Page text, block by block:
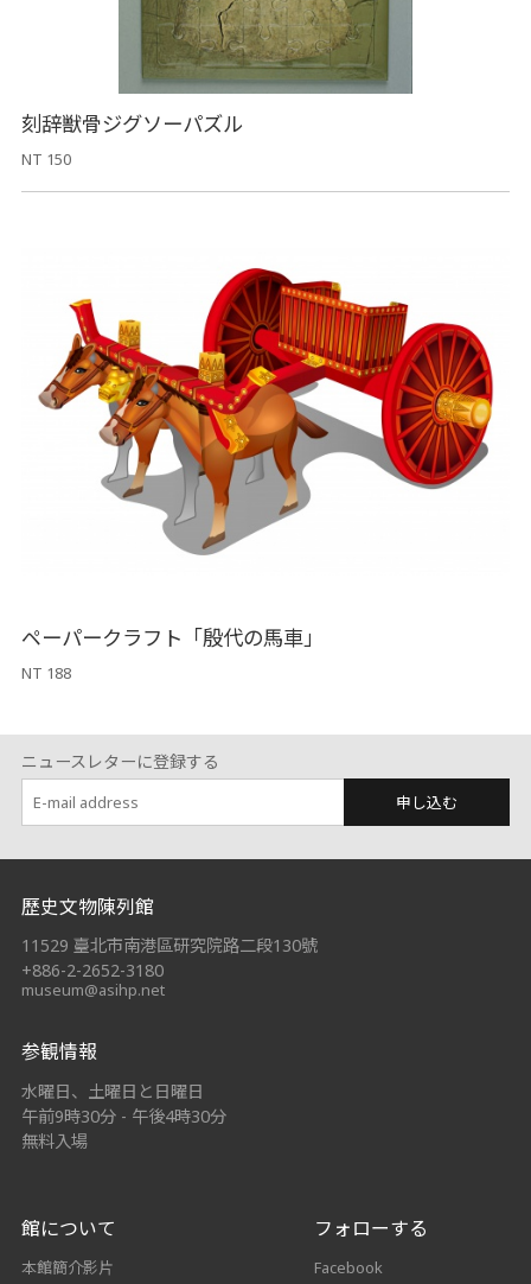
刻辞獣骨ジグソーパズル
NT 150
ペーパークラフト「殷代の馬車」
NT 188
ニュースレターに登録する
申し込む
:::
歷史文物陳列館
11529 臺北市南港區研究院路二段130號
+886-2-2652-3180
museum@asihp.net
参観情報
水曜日、土曜日と日曜日
午前9時30分 - 午後4時30分
無料入場
館について
本館簡介影片
フォローする
Facebook